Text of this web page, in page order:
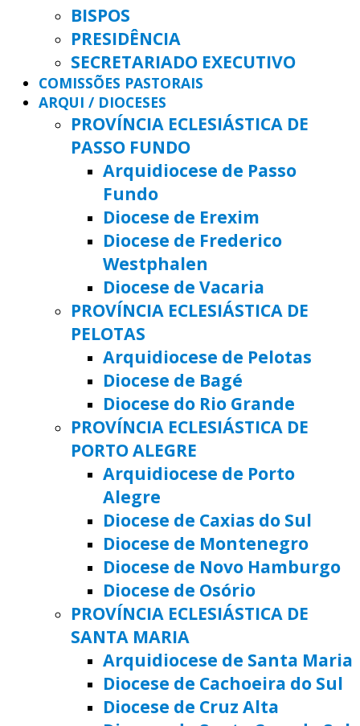
BISPOS
PRESIDÊNCIA
SECRETARIADO EXECUTIVO
COMISSÕES PASTORAIS
ARQUI / DIOCESES
PROVÍNCIA ECLESIÁSTICA DE
PASSO FUNDO
Arquidiocese de Passo
Fundo
Diocese de Erexim
Diocese de Frederico
Westphalen
Diocese de Vacaria
PROVÍNCIA ECLESIÁSTICA DE
PELOTAS
Arquidiocese de Pelotas
Diocese de Bagé
Diocese do Rio Grande
PROVÍNCIA ECLESIÁSTICA DE
PORTO ALEGRE
Arquidiocese de Porto
Alegre
Diocese de Caxias do Sul
Diocese de Montenegro
Diocese de Novo Hamburgo
Diocese de Osório
PROVÍNCIA ECLESIÁSTICA DE
SANTA MARIA
Arquidiocese de Santa Maria
Diocese de Cachoeira do Sul
Diocese de Cruz Alta